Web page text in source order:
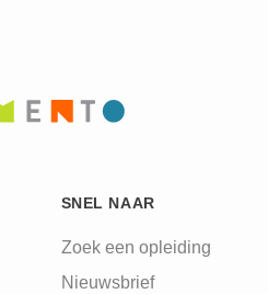
SNEL NAAR
Zoek een opleiding
Nieuwsbrief